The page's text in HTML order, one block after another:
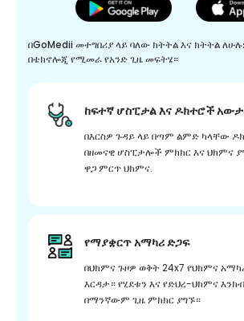
በGoMedii መተግበሪያ ላይ ባለው ክትትል እና ክትትል
በቴክኖሎጂ የሚመራ የአንድ ጊዜ መፍትሄ።
ከፍተኛ ሆስፒታል እና ዶክተሮች
በእርስዎ ጉዳይ ላይ በጣም ልምድ ካላቸው
በዘመናዊ ሆስፒታሎች ምክክር እና ህክምና
ዋጋ ምርጥ ህክምና.
የማያቋርጥ አማካሪ ድጋፍ
በህክምና ጉዞዎ ወቅት 24x7 የህክምና
እርዳታ። የሂደቱን እና የድህረ-ህክምና
በማንኛውም ጊዜ ምክክር ያግኙ።